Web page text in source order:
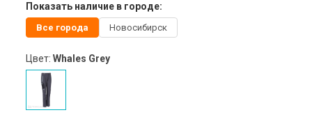
Показать наличие в городе:
Все города Новосибирск
Цвет:Whales Grey